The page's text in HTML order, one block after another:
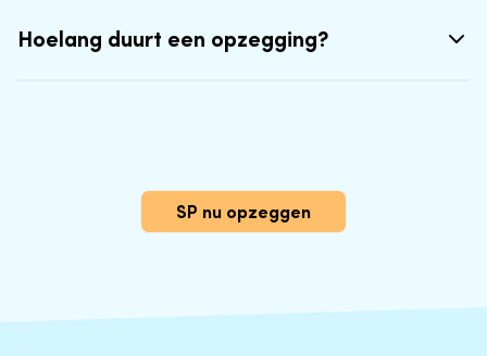
Hoelang duurt een opzegging?
SP nu opzeggen